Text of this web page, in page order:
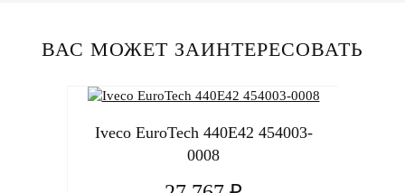
ВАС МОЖЕТ ЗАИНТЕРЕСОВАТЬ
Iveco EuroTech 440E42 454003-
0008